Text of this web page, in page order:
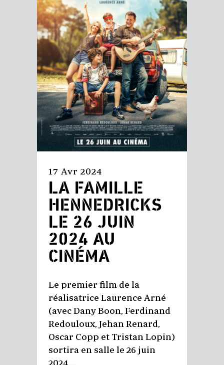
17 Avr 2024
LA FAMILLE
HENNEDRICKS
LE 26 JUIN
2024 AU
CINÉMA
Le premier film de la
réalisatrice Laurence Arné
(avec Dany Boon, Ferdinand
Redouloux, Jehan Renard,
Oscar Copp et Tristan Lopin)
sortira en salle le 26 juin